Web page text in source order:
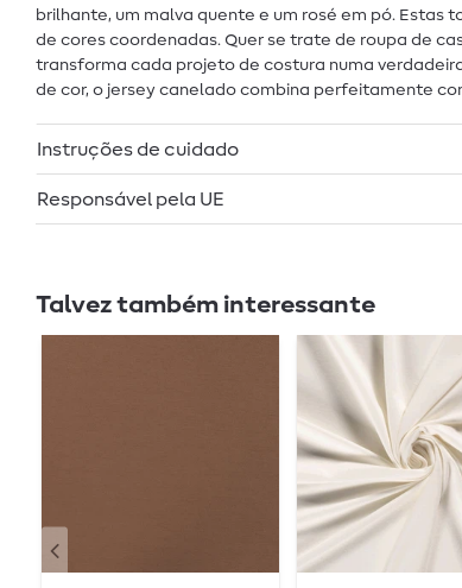
brilhante, um malva quente e um rosé em pó.
de cores coordenadas. Quer se trate de roupa de
transforma cada projeto de costura numa
de cor, o jersey canelado combina perfeitamente
Instruções de cuidado
Responsável pela UE
Talvez também interessante